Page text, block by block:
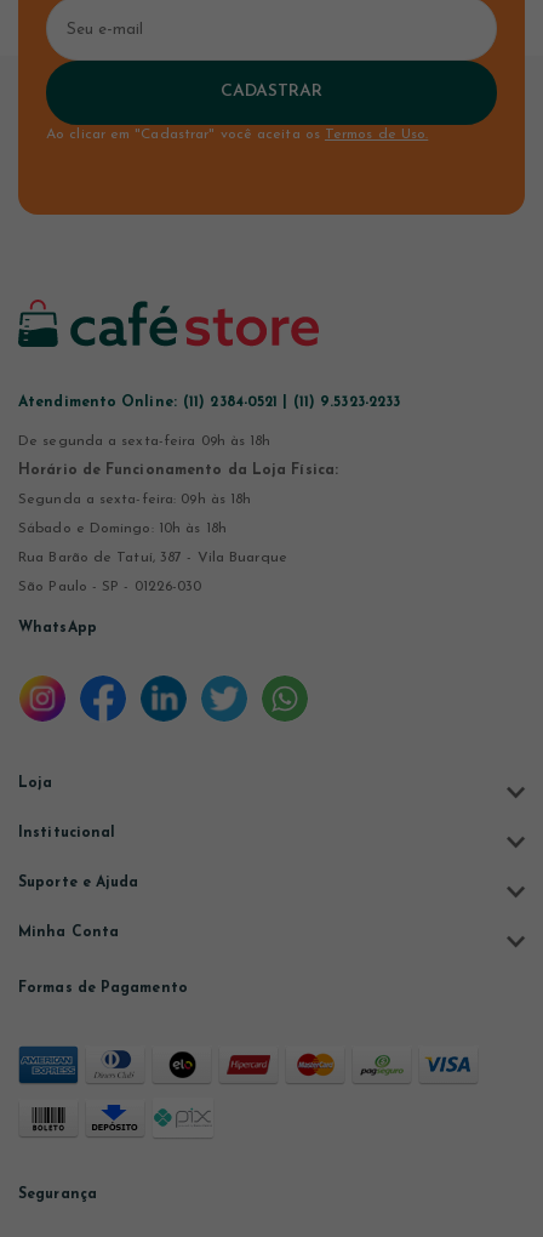
CADASTRAR
Ao clicar em "Cadastrar" você aceita os Termos de Uso.
Atendimento Online: (11) 2384-0521 | (11) 9.5323-2233
De segunda a sexta-feira 09h às 18h
Horário de Funcionamento da Loja Física:
Segunda a sexta-feira: 09h às 18h
Sábado e Domingo: 10h às 18h
Rua Barão de Tatuí, 387 - Vila Buarque
São Paulo - SP - 01226-030
WhatsApp
Loja
Institucional
Suporte e Ajuda
Minha Conta
Formas de Pagamento
Segurança